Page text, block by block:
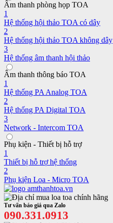
Âm thanh phòng họp TOA
1
Hệ thống hội thảo TOA có dây
2
Hệ thống hội thảo TOA không dây
3
Hệ thống âm thanh hội thảo
Âm thanh thông báo TOA
1
Hệ thống PA Analog TOA
2
Hệ thống PA Digital TOA
3
Network - Intercom TOA
Phụ kiện - Thiết bị hỗ trợ
1
Thiết bị hỗ trợ hệ thống
2
Phụ kiện Loa - Micro TOA
Tư vấn báo giá qua Zalo
090.331.0913